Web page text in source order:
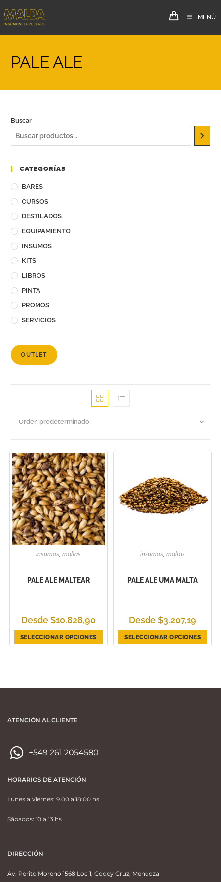
MENÚ
PALE ALE
Buscar
CATEGORÍAS
BARES
CURSOS
DESTILADOS
EQUIPAMIENTO
INSUMOS
KITS
LIBROS
PINTA
PROMOS
SERVICIOS
OUTLET
Orden predeterminado
insumos, maltas
PALE ALE MALTEAR
Desde $10.828,90
SELECCIONAR OPCIONES
insumos,maltas
PALE ALE UMA MALTA
Desde $3.207,19
SELECCIONAR OPCIONES
ATENCIÓN AL CLIENTE
+549 261 2054580
HORARIOS DE ATENCIÓN
Lunes a Viernes: 9.00 a 18:00 hs.
Sábados: 10 a 13 hs
DIRECCIÓN
Av. Perito Moreno 1568 Loc 1, Godoy Cruz, Mendoza